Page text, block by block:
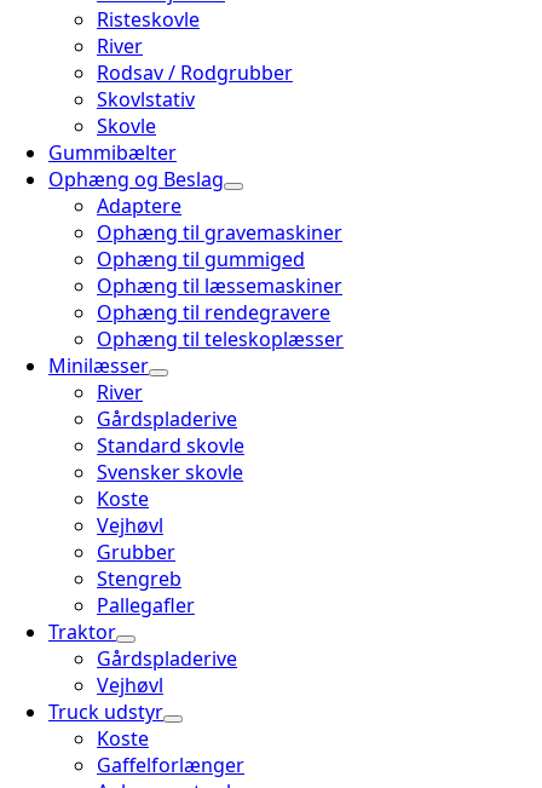
Risteskovle
River
Rodsav / Rodgrubber
Skovlstativ
Skovle
Gummibælter
Ophæng og Beslag
Adaptere
Ophæng til gravemaskiner
Ophæng til gummiged
Ophæng til læssemaskiner
Ophæng til rendegravere
Ophæng til teleskoplæsser
Minilæsser
River
Gårdspladerive
Standard skovle
Svensker skovle
Koste
Vejhøvl
Grubber
Stengreb
Pallegafler
Traktor
Gårdspladerive
Vejhøvl
Truck udstyr
Koste
Gaffelforlænger